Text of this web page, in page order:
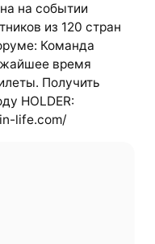
на событии
из 120 стран
Команда
время
Получить
HOLDER:
life.com/